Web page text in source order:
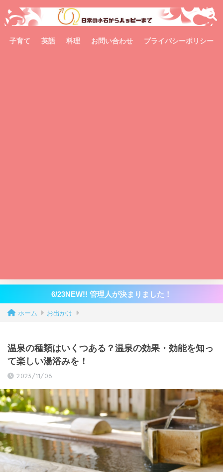
子育て 英語 料理 お問い合わせ プライバシーポリシー
6/23NEW!! 管理人が決まりました！
ホーム お出かけ
温泉の種類はいくつある？温泉の効果・効能を知っ
て楽しい湯浴みを！
2023/11/06